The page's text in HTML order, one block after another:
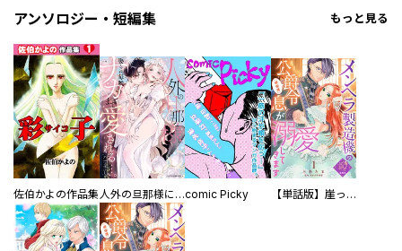
アンソロジー・短編集 もっと見る
佐伯かよの作品集 人外の旦那様に娶られ毎晩ナカまで愛される…。アンソロジーcomic Picky 【単話版】崖っぷち令嬢ですが、意地と策略で幸せになります！シリーズ